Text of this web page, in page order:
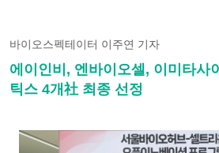
바이오스펙테이터 이주연 기자
에이인비, 엔바이오셀, 이미타사
틱스 4개社 최종 선정